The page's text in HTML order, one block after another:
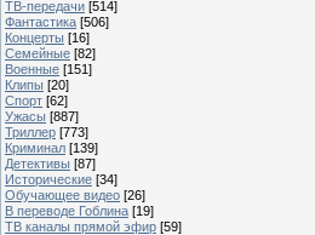
ТВ-передачи [514]
Фантастика [506]
Концерты [16]
Семейные [82]
Военные [151]
Клипы [20]
Спорт [62]
Ужасы [887]
Триллер [773]
Криминал [139]
Детективы [87]
Исторические [34]
Обучающее видео [26]
В переводе Гоблина [19]
ТВ каналы прямой эфир [59]